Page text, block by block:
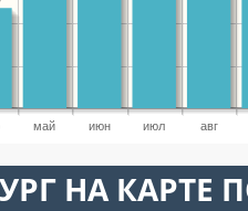
май июн июл авг
НА КАРТЕ